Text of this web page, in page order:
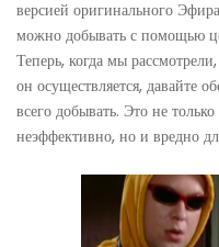
версией оригинального
можно добывать с помощью
Теперь, когда мы
он осуществляется, давайте
всего добывать. Это не
неэффективно, но и вредно